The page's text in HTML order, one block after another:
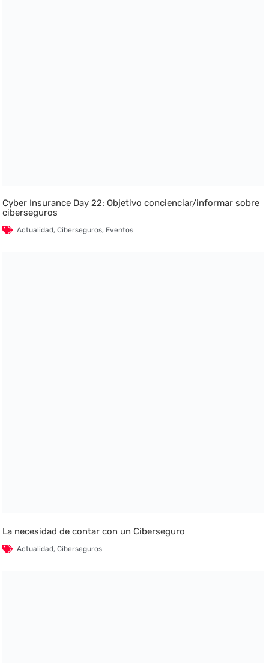
Cyber Insurance Day 22: Objetivo concienciar/informar sobre
ciberseguros
Actualidad,Ciberseguros, Eventos
La necesidad de contar con un Ciberseguro
Actualidad,Ciberseguros